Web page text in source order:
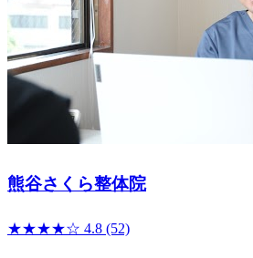
熊谷さくら整体院
★★★★☆ 4.8 (52)